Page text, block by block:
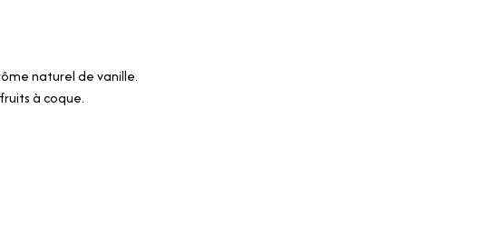
naturel de vanille.
à coque.